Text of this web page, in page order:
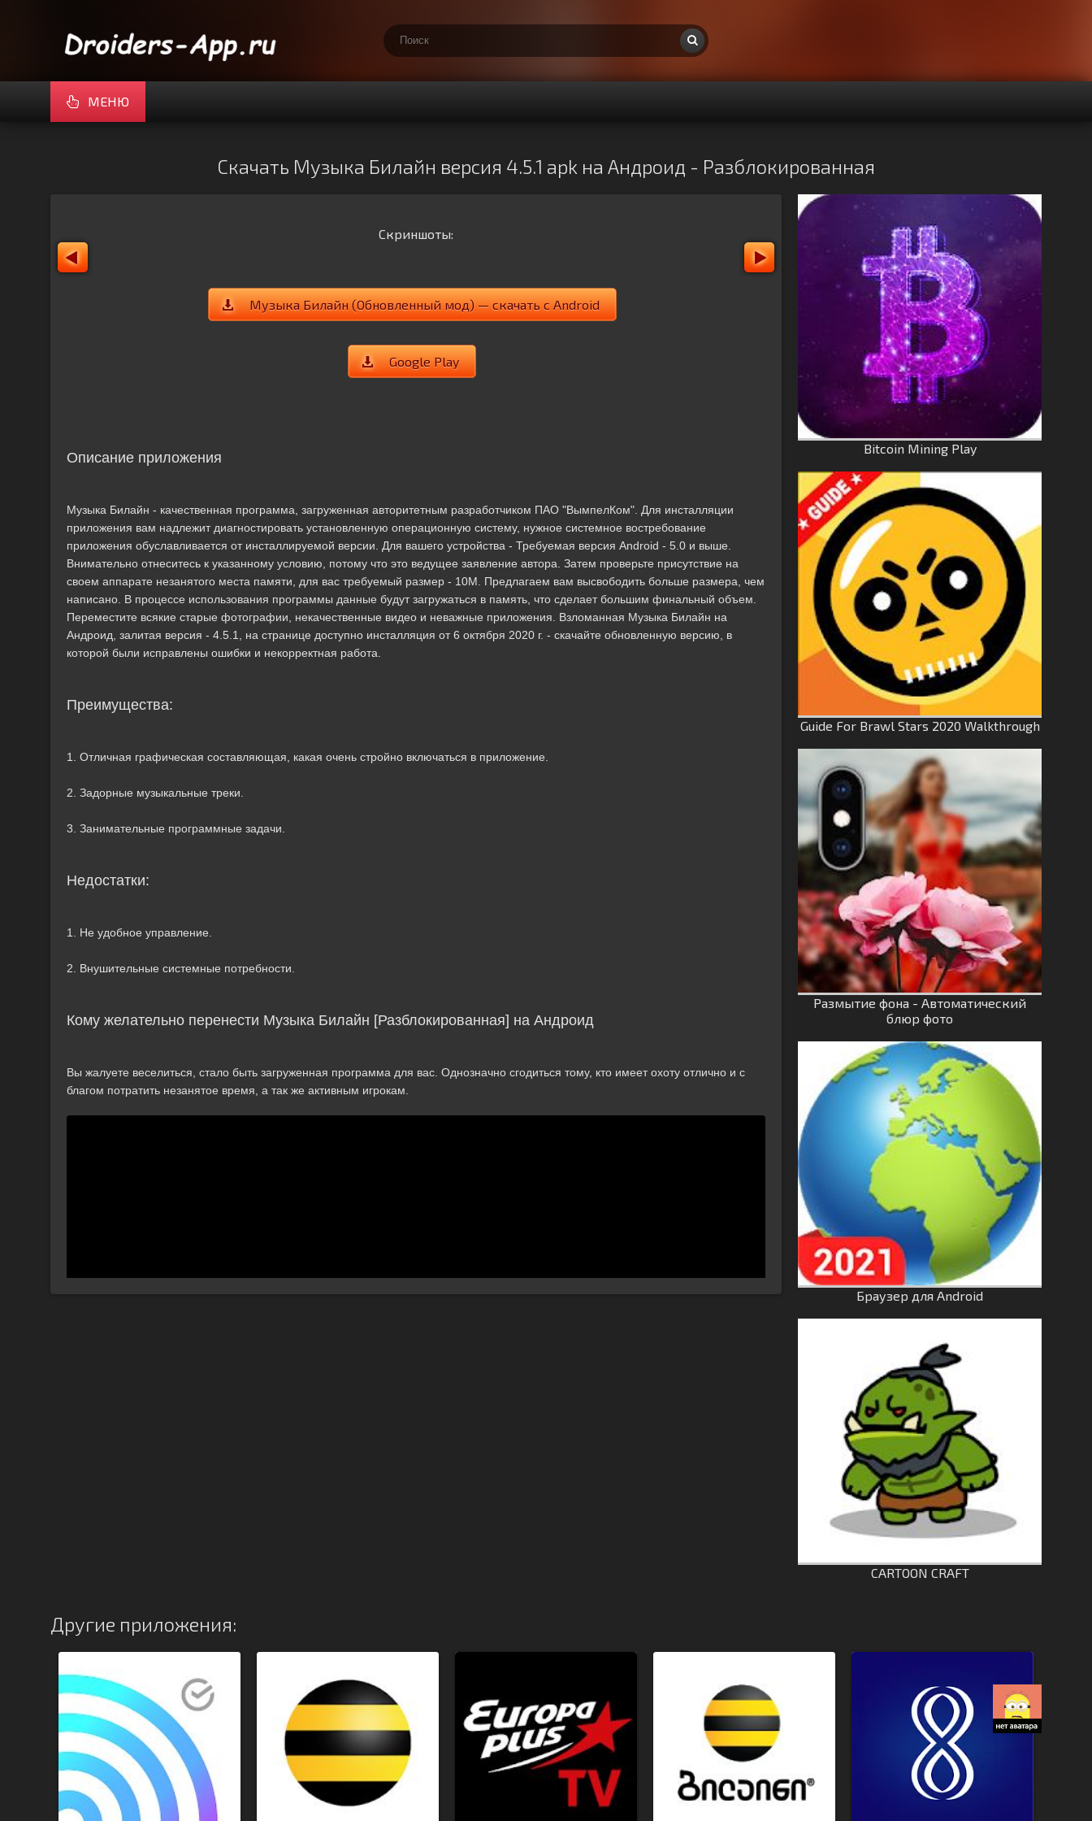
МЕНЮ
Скачать Музыка Билайн версия 4.5.1 apk на Андроид - Разблокированная
Скриншоты:
Музыка Билайн (Обновленный мод) — скачать с Android
Google Play
Описание приложения
Музыка Билайн - качественная программа, загруженная авторитетным разработчиком ПАО "ВымпелКом". Для инсталляции
приложения вам надлежит диагностировать установленную операционную систему, нужное системное востребование
приложения обуславливается от инсталлируемой версии. Для вашего устройства - Требуемая версия Android - 5.0 и выше.
Внимательно отнеситесь к указанному условию, потому что это ведущее заявление автора. Затем проверьте присутствие на
своем аппарате незанятого места памяти, для вас требуемый размер - 10M. Предлагаем вам высвободить больше размера, чем
написано. В процессе использования программы данные будут загружаться в память, что сделает большим финальный объем.
Переместите всякие старые фотографии, некачественные видео и неважные приложения. Взломанная Музыка Билайн на
Андроид, залитая версия - 4.5.1, на странице доступно инсталляция от 6 октября 2020 г. - скачайте обновленную версию, в
которой были исправлены ошибки и некорректная работа.
Преимущества:
1. Отличная графическая составляющая, какая очень стройно включаться в приложение.
2. Задорные музыкальные треки.
3. Занимательные программные задачи.
Недостатки:
1. Не удобное управление.
2. Внушительные системные потребности.
Кому желательно перенести Музыка Билайн [Разблокированная] на Андроид
Вы жалуете веселиться, стало быть загруженная программа для вас. Однозначно сгодиться тому, кто имеет охоту отлично и с
благом потратить незанятое время, а так же активным игрокам.
Bitcoin Mining Play
Guide For Brawl Stars 2020 Walkthrough
Размытие фона - Автоматический
блюр фото
Браузер для Android
CARTOON CRAFT
Другие приложения: